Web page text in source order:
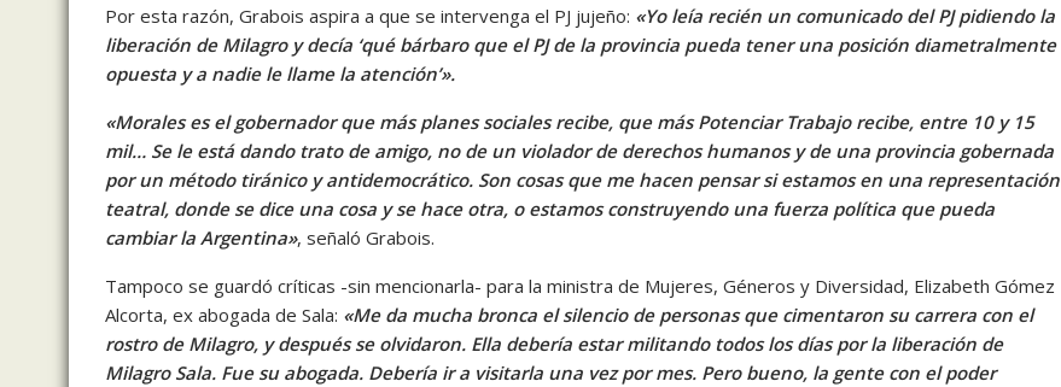
Por esta razón, Grabois aspira a que se intervenga el PJ jujeño: «Yo leía recién un comunicado del PJ pidiendo la
liberación de Milagro y decía ‘qué bárbaro que el PJ de la provincia pueda tener una posición diametralmente
opuesta y a nadie le llame la atención’».
«Morales es el gobernador que más planes sociales recibe, que más Potenciar Trabajo recibe, entre 10 y 15
mil… Se le está dando trato de amigo, no de un violador de derechos humanos y de una provincia gobernada
por un método tiránico y antidemocrático. Son cosas que me hacen pensar si estamos en una representación
teatral, donde se dice una cosa y se hace otra, o estamos construyendo una fuerza política que pueda
cambiar la Argentina», señaló Grabois.
Tampoco se guardó críticas -sin mencionarla- para la ministra de Mujeres, Géneros y Diversidad, Elizabeth Gómez
Alcorta, ex abogada de Sala: «Me da mucha bronca el silencio de personas que cimentaron su carrera con el
rostro de Milagro, y después se olvidaron. Ella debería estar militando todos los días por la liberación de
Milagro Sala. Fue su abogada. Debería ir a visitarla una vez por mes. Pero bueno, la gente con el poder